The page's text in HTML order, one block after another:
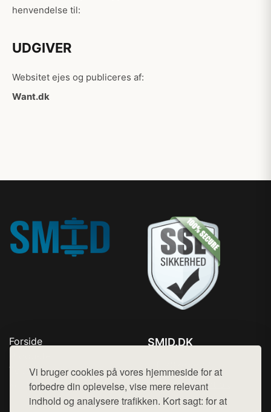
Vi bruger cookies på vores hjemmeside for at
forbedre din oplevelse, vise mere relevant
indhold og analysere trafikken. Kort sagt: for at
henvendelse til:
UDGIVER
Websitet ejes og publiceres af:
Want.dk
Forside
Top Rabatter
Kontakt
SMID.DK
Mail: hej@want.dk
Cookie- og privatlivspolitik